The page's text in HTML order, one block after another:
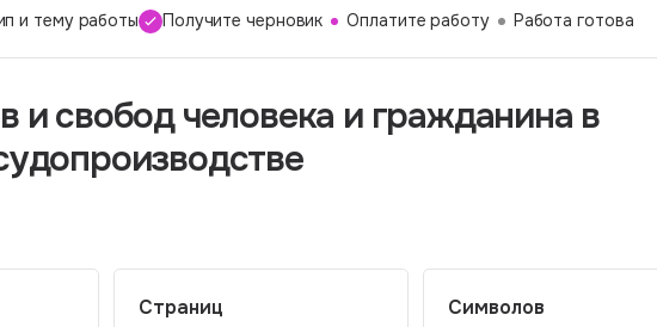
и тему работы Получите черновик Оплатите работу Работа готова
и свобод человека и гражданина в
Страниц
Символов